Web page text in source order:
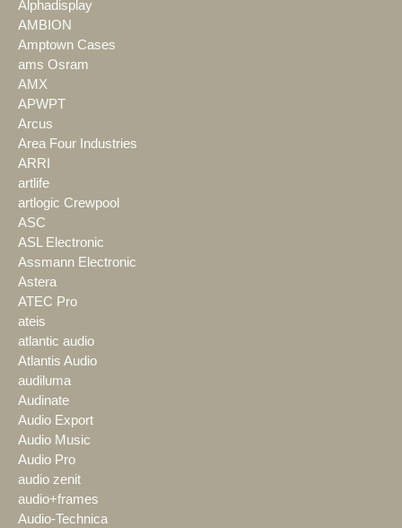
Alphadisplay
AMBION
Amptown Cases
ams Osram
AMX
APWPT
Arcus
Area Four Industries
ARRI
artlife
artlogic Crewpool
ASC
ASL Electronic
Assmann Electronic
Astera
ATEC Pro
ateis
atlantic audio
Atlantis Audio
audiluma
Audinate
Audio Export
Audio Music
Audio Pro
audio zenit
audio+frames
Audio-Technica